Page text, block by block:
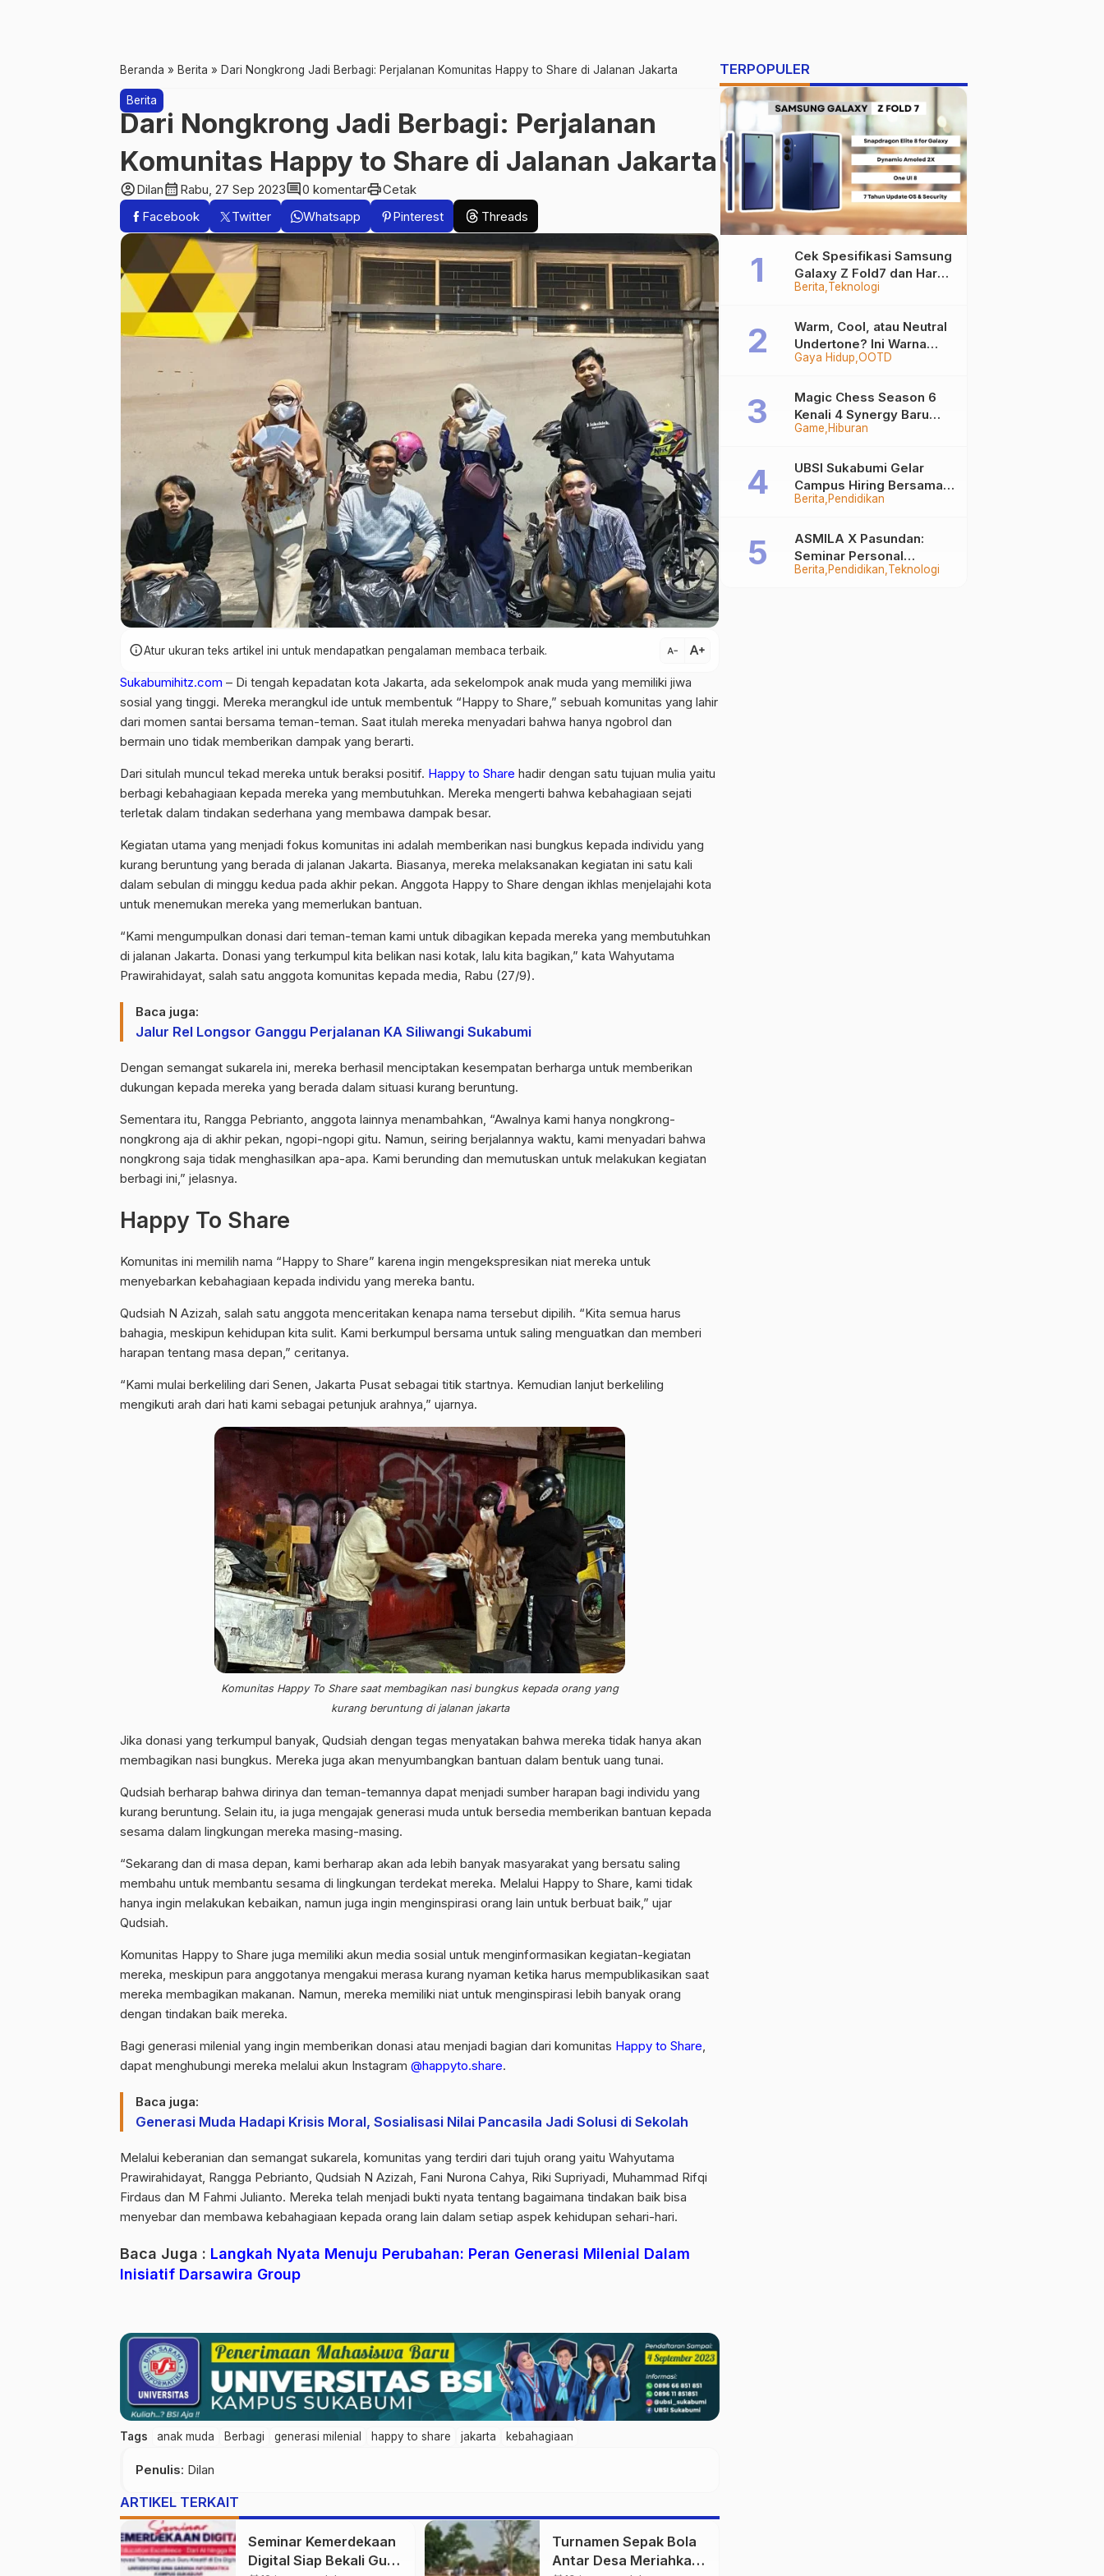
Beranda » Berita » Dari Nongkrong Jadi Berbagi: Perjalanan Komunitas Happy to Share di Jalanan Jakarta
Berita
Dari Nongkrong Jadi Berbagi: Perjalanan
Komunitas Happy to Share di Jalanan Jakarta
account_circleDilancalendar_month Rabu, 27 Sep 2023comment0 komentarprintCetak
Facebook
Twitter Whatsapp Pinterest Threads
infoAtur ukuran teks artikel ini untuk mendapatkan pengalaman membaca terbaik. text_decrease text_increase
Sukabumihitz.com – Di tengah kepadatan kota Jakarta, ada sekelompok anak muda yang memiliki jiwa
sosial yang tinggi. Mereka merangkul ide untuk membentuk “Happy to Share,” sebuah komunitas yang lahir
dari momen santai bersama teman-teman. Saat itulah mereka menyadari bahwa hanya ngobrol dan
bermain uno tidak memberikan dampak yang berarti.
Dari situlah muncul tekad mereka untuk beraksi positif. Happy to Share hadir dengan satu tujuan mulia yaitu
berbagi kebahagiaan kepada mereka yang membutuhkan. Mereka mengerti bahwa kebahagiaan sejati
terletak dalam tindakan sederhana yang membawa dampak besar.
Kegiatan utama yang menjadi fokus komunitas ini adalah memberikan nasi bungkus kepada individu yang
kurang beruntung yang berada di jalanan Jakarta. Biasanya, mereka melaksanakan kegiatan ini satu kali
dalam sebulan di minggu kedua pada akhir pekan. Anggota Happy to Share dengan ikhlas menjelajahi kota
untuk menemukan mereka yang memerlukan bantuan.
“Kami mengumpulkan donasi dari teman-teman kami untuk dibagikan kepada mereka yang membutuhkan
di jalanan Jakarta. Donasi yang terkumpul kita belikan nasi kotak, lalu kita bagikan,” kata Wahyutama
Prawirahidayat, salah satu anggota komunitas kepada media, Rabu (27/9).
Baca juga:
Jalur Rel Longsor Ganggu Perjalanan KA Siliwangi Sukabumi
Dengan semangat sukarela ini, mereka berhasil menciptakan kesempatan berharga untuk memberikan
dukungan kepada mereka yang berada dalam situasi kurang beruntung.
Sementara itu, Rangga Pebrianto, anggota lainnya menambahkan, “Awalnya kami hanya nongkrong-
nongkrong aja di akhir pekan, ngopi-ngopi gitu. Namun, seiring berjalannya waktu, kami menyadari bahwa
nongkrong saja tidak menghasilkan apa-apa. Kami berunding dan memutuskan untuk melakukan kegiatan
berbagi ini,” jelasnya.
Happy To Share
Komunitas ini memilih nama “Happy to Share” karena ingin mengekspresikan niat mereka untuk
menyebarkan kebahagiaan kepada individu yang mereka bantu.
Qudsiah N Azizah, salah satu anggota menceritakan kenapa nama tersebut dipilih. “Kita semua harus
bahagia, meskipun kehidupan kita sulit. Kami berkumpul bersama untuk saling menguatkan dan memberi
harapan tentang masa depan,” ceritanya.
“Kami mulai berkeliling dari Senen, Jakarta Pusat sebagai titik startnya. Kemudian lanjut berkeliling
mengikuti arah dari hati kami sebagai petunjuk arahnya,” ujarnya.
Komunitas Happy To Share saat membagikan nasi bungkus kepada orang yang
kurang beruntung di jalanan jakarta
Jika donasi yang terkumpul banyak, Qudsiah dengan tegas menyatakan bahwa mereka tidak hanya akan
membagikan nasi bungkus. Mereka juga akan menyumbangkan bantuan dalam bentuk uang tunai.
Qudsiah berharap bahwa dirinya dan teman-temannya dapat menjadi sumber harapan bagi individu yang
kurang beruntung. Selain itu, ia juga mengajak generasi muda untuk bersedia memberikan bantuan kepada
sesama dalam lingkungan mereka masing-masing.
“Sekarang dan di masa depan, kami berharap akan ada lebih banyak masyarakat yang bersatu saling
membahu untuk membantu sesama di lingkungan terdekat mereka. Melalui Happy to Share, kami tidak
hanya ingin melakukan kebaikan, namun juga ingin menginspirasi orang lain untuk berbuat baik,” ujar
Qudsiah.
Komunitas Happy to Share juga memiliki akun media sosial untuk menginformasikan kegiatan-kegiatan
mereka, meskipun para anggotanya mengakui merasa kurang nyaman ketika harus mempublikasikan saat
mereka membagikan makanan. Namun, mereka memiliki niat untuk menginspirasi lebih banyak orang
dengan tindakan baik mereka.
Bagi generasi milenial yang ingin memberikan donasi atau menjadi bagian dari komunitas Happy to Share
dapat menghubungi mereka melalui akun Instagram @happyto.share.
Baca juga:
Generasi Muda Hadapi Krisis Moral, Sosialisasi Nilai Pancasila Jadi Solusi di Sekolah
Melalui keberanian dan semangat sukarela, komunitas yang terdiri dari tujuh orang yaitu Wahyutama
Prawirahidayat, Rangga Pebrianto, Qudsiah N Azizah, Fani Nurona Cahya, Riki Supriyadi, Muhammad Rifqi
Firdaus dan M Fahmi Julianto. Mereka telah menjadi bukti nyata tentang bagaimana tindakan baik bisa
menyebar dan membawa kebahagiaan kepada orang lain dalam setiap aspek kehidupan sehari-hari.
Baca Juga : Langkah Nyata Menuju Perubahan: Peran Generasi Milenial Dalam
Inisiatif Darsawira Group
Tags anak muda Berbagi generasi milenial happy to share jakarta kebahagiaan
Penulis: Dilan
ARTIKEL TERKAIT
Seminar Kemerdekaan
Digital Siap Bekali Guru
Turnamen Sepak Bola
Antar Desa Meriahkan
TERPOPULER
Berita Teknologi
Cek Spesifikasi Samsung
Galaxy Z Fold7 dan Harga
Resminya
Gaya Hidup OOTD
Warm, Cool, atau Neutral
Undertone? Ini Warna
Baju yang Bikin Kamu
Game Hiburan
Magic Chess Season 6
Kenali 4 Synergy Baru
Terkuat
Berita Pendidikan
UBSI Sukabumi Gelar
Campus Hiring Bersama
PKSS, Buka Peluang Kerja
Berita Pendidikan Teknologi
ASMILA X Pasundan:
Seminar Personal
Branding dan Kreativitas